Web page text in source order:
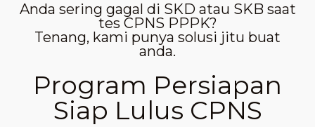
Anda sering gagal di SKD atau SKB saat
tes CPNS PPPK?
Tenang, kami punya solusi jitu buat
anda.
Program Persiapan
Siap Lulus CPNS